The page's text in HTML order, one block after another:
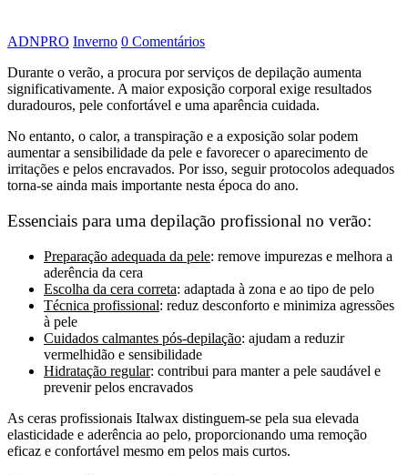
ADNPRO Inverno 0 Comentários
Durante o verão, a procura por serviços de depilação aumenta
significativamente. A maior exposição corporal exige resultados
duradouros, pele confortável e uma aparência cuidada.
No entanto, o calor, a transpiração e a exposição solar podem
aumentar a sensibilidade da pele e favorecer o aparecimento de
irritações e pelos encravados. Por isso, seguir protocolos adequados
torna-se ainda mais importante nesta época do ano.
Essenciais para uma depilação profissional no verão:
Preparação adequada da pele: remove impurezas e melhora a
aderência da cera
Escolha da cera correta: adaptada à zona e ao tipo de pelo
Técnica profissional: reduz desconforto e minimiza agressões
à pele
Cuidados calmantes pós-depilação: ajudam a reduzir
vermelhidão e sensibilidade
Hidratação regular: contribui para manter a pele saudável e
prevenir pelos encravados
As ceras profissionais Italwax distinguem-se pela sua elevada
elasticidade e aderência ao pelo, proporcionando uma remoção
eficaz e confortável mesmo em pelos mais curtos.